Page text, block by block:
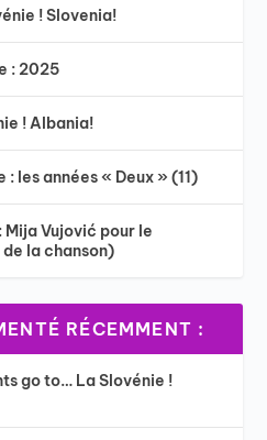
! Slovenia!
: 2025
! Albania!
les années « Deux » (11)
Vujović pour le
la chanson)
RÉCEMMENT :
go to… La Slovénie !